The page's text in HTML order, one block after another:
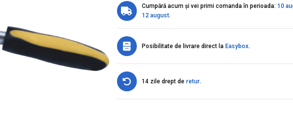
Cumpără acum și vei primi comanda în perioada: 10
12 august.
Posibilitate de livrare direct la Easybox.
14 zile drept de retur.